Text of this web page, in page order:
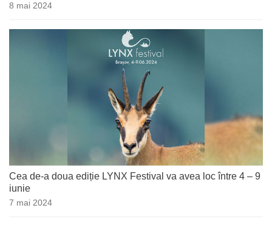
8 mai 2024
Cea de-a doua ediție LYNX Festival va avea loc între 4 – 9
iunie
7 mai 2024